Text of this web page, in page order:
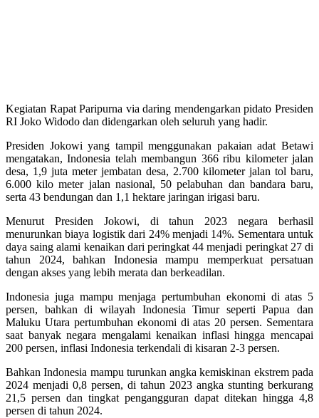
Kegiatan Rapat Paripurna via daring mendengarkan pidato Presiden
RI Joko Widodo dan didengarkan oleh seluruh yang hadir.
Presiden Jokowi yang tampil menggunakan pakaian adat Betawi
mengatakan, Indonesia telah membangun 366 ribu kilometer jalan
desa, 1,9 juta meter jembatan desa, 2.700 kilometer jalan tol baru,
6.000 kilo meter jalan nasional, 50 pelabuhan dan bandara baru,
serta 43 bendungan dan 1,1 hektare jaringan irigasi baru.
Menurut Presiden Jokowi, di tahun 2023 negara berhasil
menurunkan biaya logistik dari 24% menjadi 14%. Sementara untuk
daya saing alami kenaikan dari peringkat 44 menjadi peringkat 27 di
tahun 2024, bahkan Indonesia mampu memperkuat persatuan
dengan akses yang lebih merata dan berkeadilan.
Indonesia juga mampu menjaga pertumbuhan ekonomi di atas 5
persen, bahkan di wilayah Indonesia Timur seperti Papua dan
Maluku Utara pertumbuhan ekonomi di atas 20 persen. Sementara
saat banyak negara mengalami kenaikan inflasi hingga mencapai
200 persen, inflasi Indonesia terkendali di kisaran 2-3 persen.
Bahkan Indonesia mampu turunkan angka kemiskinan ekstrem pada
2024 menjadi 0,8 persen, di tahun 2023 angka stunting berkurang
21,5 persen dan tingkat pengangguran dapat ditekan hingga 4,8
persen di tahun 2024.